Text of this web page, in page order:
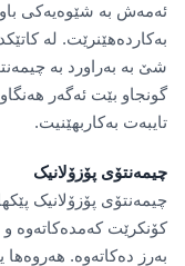
ئەمەش بە شێوەیەکی باو
بەکاردەهێنرێت. لە
شێ بە بەراورد بە
گونجاو بێت ئەگەر
تایبەت بەکاربهێنیت.
چیمەنتۆی پۆزۆلانیک
چیمەنتۆی پۆزۆلانیک
کۆنکرێت کەمدەکاتەوە و
بەرز دەکاتەوە.